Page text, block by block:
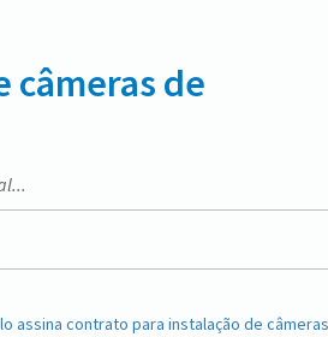
câmeras de